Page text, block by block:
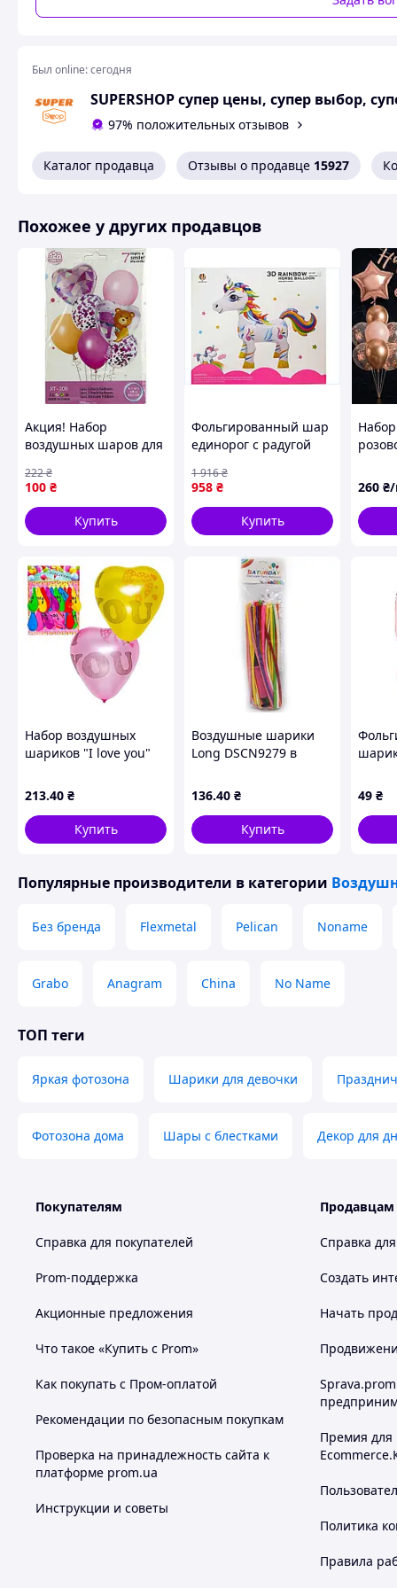
✔ Шары с блестками 12" — 7 шт
💎 Почему покупатели выбирают этот набор:
✅ 82 шара в одном комплекте
✅ Легко собрать самостоятельно
✅ Стильная цветовая гамма
📸 Создайте “вау-эффект”
Воздушная арка instantly преображает помещение и
запоминающимся.
Ваши гости точно захотят сделать фото возле такой
⚡ Успейте заказать
Был online:сегодня
SUPERSHOP супер цены, супер выбор,
97% положительных отзывов
Каталог продавца Отзывы о продавце 15927
Похожее у других продавцов
Акция! Набор
воздушных шаров для
"Сердца" XT-109, 7 шт -
По лучшей цене!
100 ₴
222₴
Купить
Фольгированный шар
единорог с радугой
украшения интерьера
167 см 137 см
958 ₴
1 916₴
Купить
260
Набор воздушных
шариков "I love you"
шарик-гигант MDR
213.40 ₴
Купить
Воздушные шарики
Long DSCN9279 в
136.40 ₴
Купить
49 ₴
Популярные производители в категории
Без бренда Flexmetal Pelican Noname
Grabo Anagram China No Name
ТОП теги
Яркая фотозона Шарики для девочки
Фотозона дома Шары с блестками Декор для
Покупателям
Справка для покупателей
Prom-поддержка
Акционные предложения
Что такое «Купить с Prom»
Как покупать с Пром-оплатой
Рекомендации по безопасным покупкам
Проверка на принадлежность сайта к
платформе prom.ua
Инструкции и советы
Продавцам
Справка
Создать
Начать
Премия для
Политика
Правила